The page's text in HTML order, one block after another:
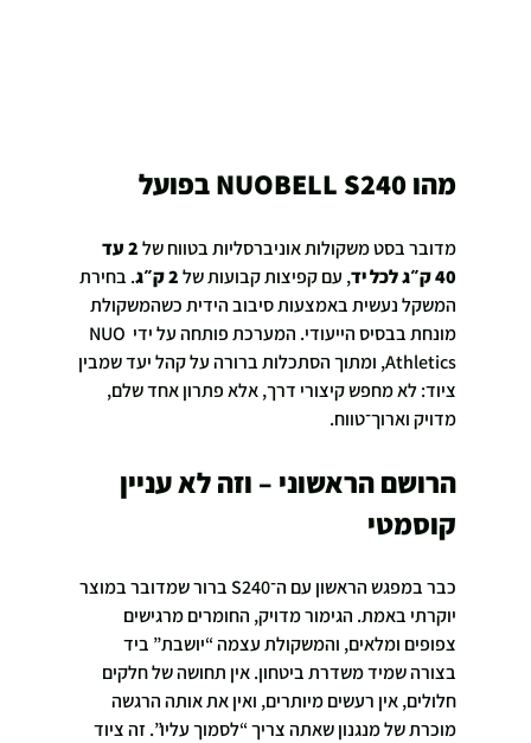
מהו NUOBELL S240 בפועל
מדובר בסט משקולות אוניברסליות בטווח של 2 עד
40 ק״ג לכל יד
, עם קפיצות קבועות של 2 ק״ג
. בחירת
המשקל נעשית באמצעות סיבוב הידית כשהמשקולת
מונחת בבסיס הייעודי. המערכת פותחה על ידי NUO
Athletics, ומתוך הסתכלות ברורה על קהל יעד שמבין
ציוד: לא מחפש קיצורי דרך, אלא פתרון אחד שלם,
מדויק וארוך־טווח.
הרושם הראשוני – וזה לא עניין
קוסמטי
כבר במפגש הראשון עם ה־S240 ברור שמדובר במוצר
יוקרתי באמת. הגימור מדויק, החומרים מרגישים
צפופים ומלאים, והמשקולת עצמה “יושבת” ביד
בצורה שמיד משדרת ביטחון. אין תחושה של חלקים
חלולים, אין רעשים מיותרים, ואין את אותה הרגשה
מוכרת של מנגנון שאתה צריך “לסמוך עליו”. זה ציוד